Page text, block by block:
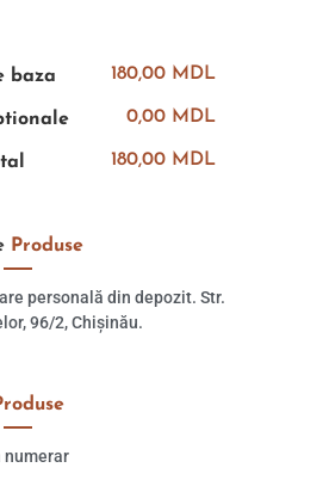
baza 180,00 MDL
0,00 MDL
180,00 MDL
Produse
personală din depozit. Str.
96/2, Chișinău.
numerar